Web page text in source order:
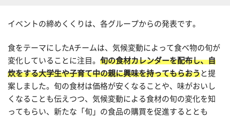
イベントの締めくくりは、各グループからの発表です。
食をテーマにしたAチームは、気候変動によって食べ物の旬が
変化していることに注目。 旬の食材カレンダーを配布し、自
炊をする大学生や子育て中の親に興味を持ってもらおうと提
案しました。旬の食材は価格が安くなることや、味がおいし
くなることも伝えつつ、気候変動による食材の旬の変化を知
ってもらい、新たな「旬」の食品の購買を促進するととも